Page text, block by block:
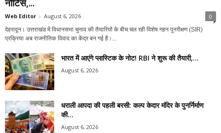
नोटिस,...
Web Editor - August 6, 2026 0
देहरादून। उत्तराखंड में विधानसभा चुनाव की तैयारियों के बीच चल रही विशेष गहन पुनरीक्षण (SIR)
प्रक्रिया अब राजनीतिक विवाद का केंद्र बन गई है।...
भारत में आएंगे प्लास्टिक के नोट! RBI ने शुरू की तैयारी,...
August 6, 2026
धराली आपदा की पहली बरसी: कल्प केदार मंदिर के पुनर्निर्माण
की...
August 6, 2026